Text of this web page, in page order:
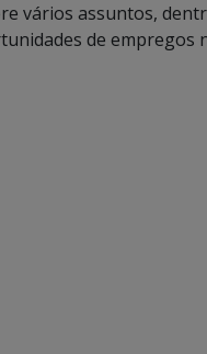
vários assuntos,
de empregos